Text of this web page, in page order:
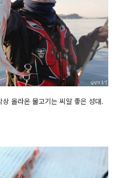
올라온 물고기는 씨알 좋은 성대.